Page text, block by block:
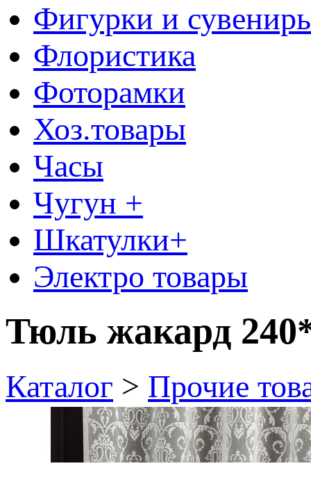
Фигурки и
Флористика
Фоторамки
Хоз.товары
Часы
Чугун +
Шкатулки+
Электро товары
Тюль жакард
Каталог > Прочие